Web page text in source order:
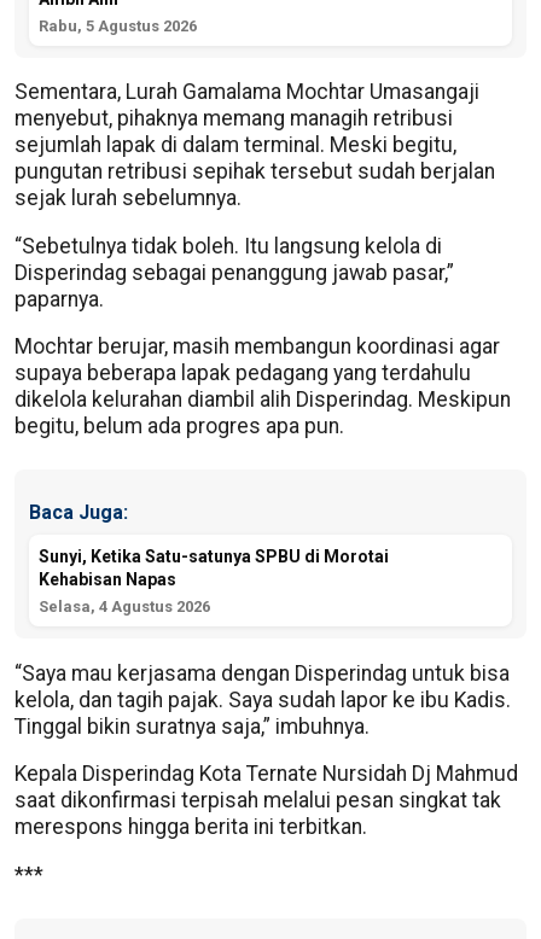
Rabu, 5 Agustus 2026
Sementara, Lurah Gamalama Mochtar Umasangaji
menyebut, pihaknya memang managih retribusi
sejumlah lapak di dalam terminal. Meski begitu,
pungutan retribusi sepihak tersebut sudah berjalan
sejak lurah sebelumnya.
“Sebetulnya tidak boleh. Itu langsung kelola di
Disperindag sebagai penanggung jawab pasar,”
paparnya.
Mochtar berujar, masih membangun koordinasi agar
supaya beberapa lapak pedagang yang terdahulu
dikelola kelurahan diambil alih Disperindag. Meskipun
begitu, belum ada progres apa pun.
Baca Juga:
Sunyi, Ketika Satu-satunya SPBU di Morotai
Kehabisan Napas
Selasa, 4 Agustus 2026
“Saya mau kerjasama dengan Disperindag untuk bisa
kelola, dan tagih pajak. Saya sudah lapor ke ibu Kadis.
Tinggal bikin suratnya saja,” imbuhnya.
Kepala Disperindag Kota Ternate Nursidah Dj Mahmud
saat dikonfirmasi terpisah melalui pesan singkat tak
merespons hingga berita ini terbitkan.
***